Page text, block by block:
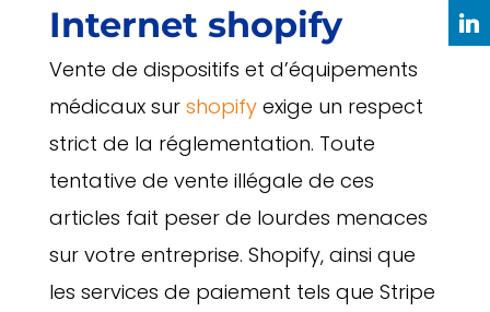
Internet shopify
Vente de dispositifs et d’équipements
médicaux sur shopifyexige un respect
strict de la réglementation. Toute
tentative de vente illégale de ces
articles fait peser de lourdes menaces
sur votre entreprise. Shopify, ainsi que
les services de paiement tels que Stripe